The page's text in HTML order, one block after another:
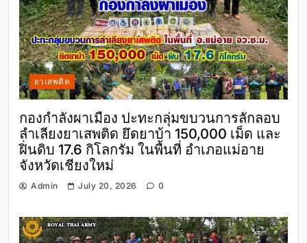
ยาเสพติด
กองกำลังผาเมือง ปะทะกลุ่มขบวนการลักลอบ
ลำเลียงยาเสพติด ยึดยาบ้า 150,000 เม็ด และ
ฝิ่นดิบ 17.6 กิโลกรัม ในพื้นที่ อำเภอแม่อาย
จังหวัดเชียงใหม่
Admin July 20, 2026 0